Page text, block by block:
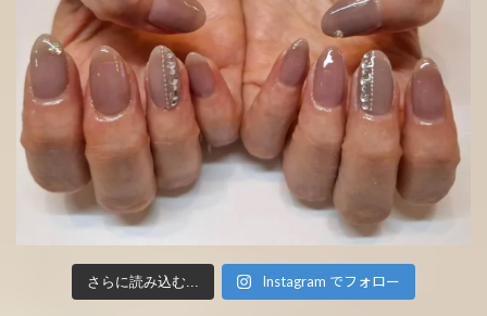
さらに読み込む... Instagram でフォロー